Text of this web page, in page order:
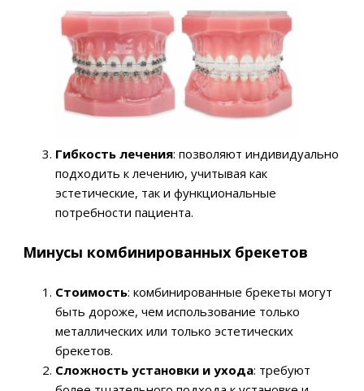
Гибкость лечения: позволяют индивидуально
подходить к лечению, учитывая как
эстетические, так и функциональные
потребности пациента.
Минусы комбинированных брекетов
Стоимость: комбинированные брекеты могут
быть дороже, чем использование только
металлических или только эстетических
брекетов.
Сложность установки и ухода: требуют